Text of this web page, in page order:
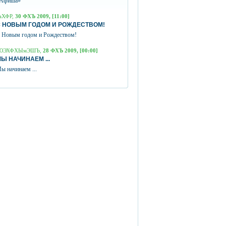
30 ФХЪ 2009, [11:00]
НОВЫМ ГОДОМ И РОЖДЕСТВОМ!
годом и Рождеством!
28 ФХЪ 2009, [00:00]
НАЧИНАЕМ ...
начинаем ...